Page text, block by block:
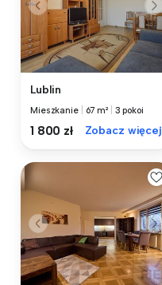
Lublin
Mieszkanie 67 m² 3 pokoi
1 800 zł Zobacz więcej